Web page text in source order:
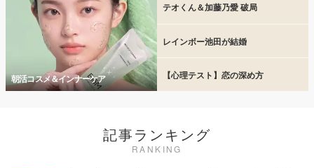
朝活コスメ＆インナーケア
テオくん＆加藤乃愛 破局
レインボー池田が結婚
【心理テスト】恋の深め方
記事ランキング
RANKING